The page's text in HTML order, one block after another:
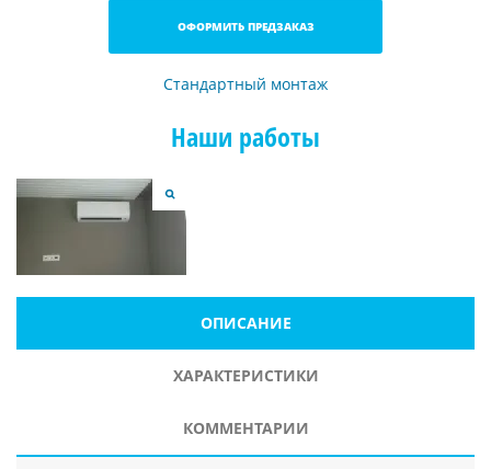
ОФОРМИТЬ ПРЕДЗАКАЗ
Стандартный монтаж
Наши работы
ОПИСАНИЕ
ХАРАКТЕРИСТИКИ
КОММЕНТАРИИ